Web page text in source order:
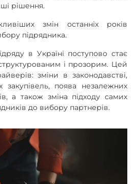
рішення.
змін останніх років
підрядника.
в Україні поступово стає
і прозорим. Цей
зміни в законодавстві,
закупівель, поява незалежних
а також зміна підходу самих
до вибору партнерів.